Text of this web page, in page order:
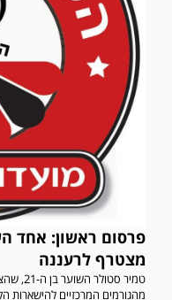
פרסום ראשון: אחד
מצטרף לרעננה
טמיר
מהגורמים המרכזיים להישארות